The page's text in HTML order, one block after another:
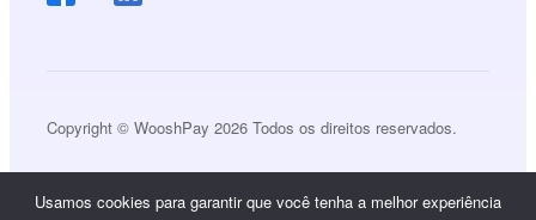
Copyright © WooshPay 2026 Todos os direitos reservados.
Usamos cookies para garantir que você tenha a melhor experiência